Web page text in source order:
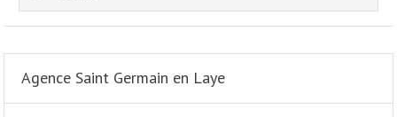
Agence Saint Germain en Laye